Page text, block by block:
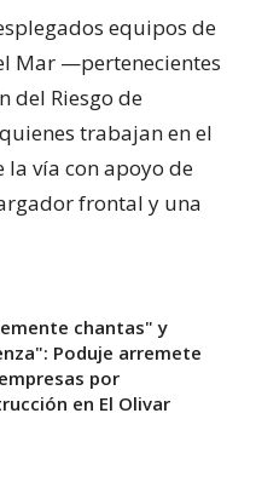
equipos de
Mar —pertenecientes
del Riesgo de
trabajan en el
vía con apoyo de
frontal y una
chantas" y
Poduje arremete
por
en El Olivar